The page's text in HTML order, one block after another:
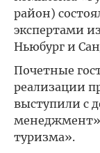
район)
экспертами
Ньюбург и
Почетные
реализации
выступили с
менеджмент»
туризма».